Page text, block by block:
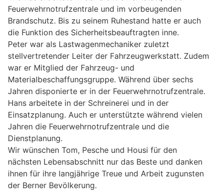
Feuerwehrnotrufzentrale und im vorbeugenden
Brandschutz. Bis zu seinem Ruhestand hatte er auch
die Funktion des Sicherheitsbeauftragten inne.
Peter war als Lastwagenmechaniker zuletzt
stellvertretender Leiter der Fahrzeugwerkstatt. Zudem
war er Mitglied der Fahrzeug- und
Materialbeschaffungsgruppe. Während über sechs
Jahren disponierte er in der Feuerwehrnotrufzentrale.
Hans arbeitete in der Schreinerei und in der
Einsatzplanung. Auch er unterstützte während vielen
Jahren die Feuerwehrnotrufzentrale und die
Dienstplanung.
Wir wünschen Tom, Pesche und Housi für den
nächsten Lebensabschnitt nur das Beste und danken
ihnen für ihre langjährige Treue und Arbeit zugunsten
der Berner Bevölkerung.